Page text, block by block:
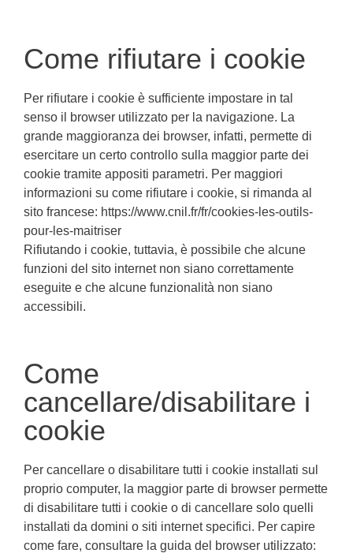
Come rifiutare i cookie
Per rifiutare i cookie è sufficiente impostare in tal
senso il browser utilizzato per la navigazione. La
grande maggioranza dei browser, infatti, permette di
esercitare un certo controllo sulla maggior parte dei
cookie tramite appositi parametri. Per maggiori
informazioni su come rifiutare i cookie, si rimanda al
sito francese: https://www.cnil.fr/fr/cookies-les-outils-
pour-les-maitriser
Rifiutando i cookie, tuttavia, è possibile che alcune
funzioni del sito internet non siano correttamente
eseguite e che alcune funzionalità non siano
accessibili.
Come
cancellare/disabilitare i
cookie
Per cancellare o disabilitare tutti i cookie installati sul
proprio computer, la maggior parte di browser permette
di disabilitare tutti i cookie o di cancellare solo quelli
installati da domini o siti internet specifici. Per capire
come fare, consultare la guida del browser utilizzato: